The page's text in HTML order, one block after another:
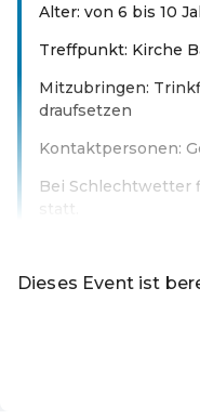
Alter: von 6 bis 10
Treffpunkt: Kirche
Mitzubringen:
draufsetzen
Kontaktpersonen:
Bei Schlechtwetter
statt.
Dieses Event ist